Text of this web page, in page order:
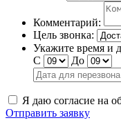
Комментарий:
Цель звонка:
Укажите время и
С
До
Я даю согласие на
Отправить заявку